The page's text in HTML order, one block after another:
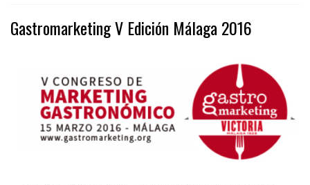
Gastromarketing V Edición Málaga 2016